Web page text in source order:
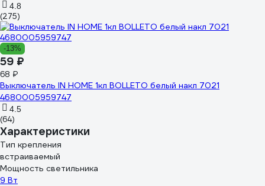
4.8
(275)
-13%
59 ₽
68 ₽
Выключатель IN HOME 1кл BOLLETO белый накл 7021
4680005959747
4.5
(64)
Характеристики
Тип крепления
встраиваемый
Мощность светильника
9 Вт